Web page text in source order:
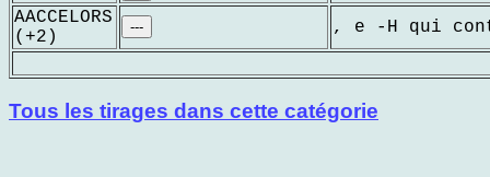
AACCELORS
(+2)
--- , e -H qui
Tous les tirages dans cette catégorie